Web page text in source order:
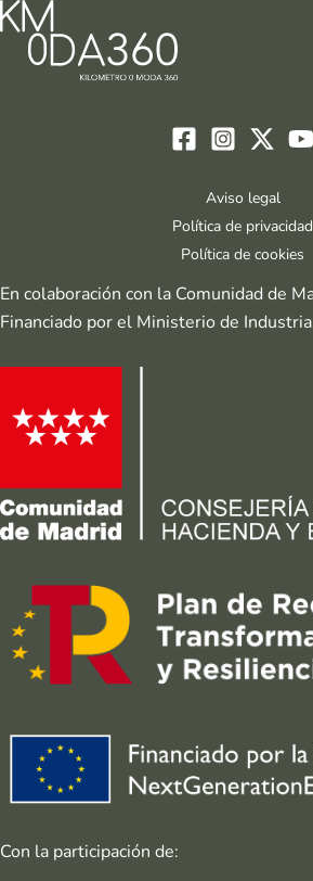
Aviso legal
Política de privacidad
Política de cookies
En colaboración con la Comunidad de
Financiado por el Ministerio de
Con la participación de: